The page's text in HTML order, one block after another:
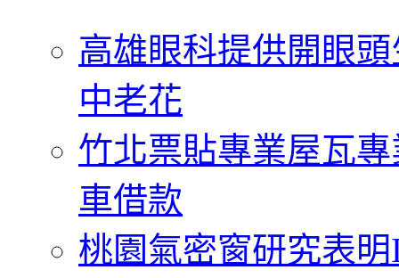
高雄眼科提供開眼
中老花
竹北票貼專業屋瓦
車借款
桃園氣密窗研究表